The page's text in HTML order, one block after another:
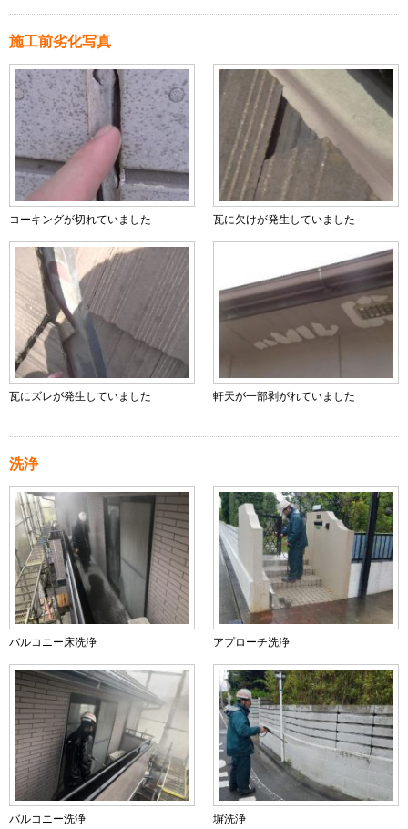
施工前劣化写真
コーキングが切れていました 瓦に欠けが発生していました
瓦にズレが発生していました 軒天が一部剥がれていました
洗浄
バルコニー床洗浄 アプローチ洗浄
バルコニー洗浄 塀洗浄